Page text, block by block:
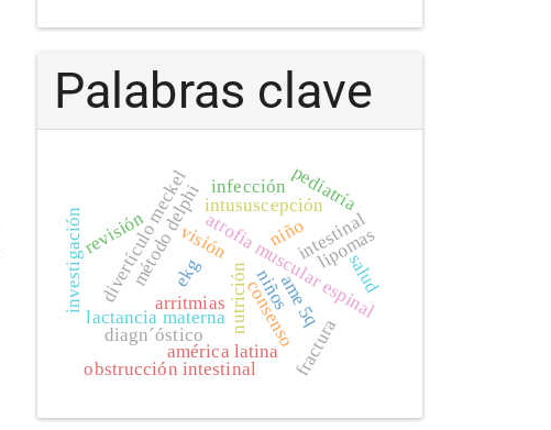
Palabras clave
método delphi
consenso
lactancia materna nutrición
ekg niños
arritmiasatrofia muscular espinal
diagn´óstico
américa latina
ame 5q
divertículo meckel intususcepción
intestinal
obstrucción intestinal
pediatría
fractura
niño lipomas
revisión
investigación salud
visión
infección